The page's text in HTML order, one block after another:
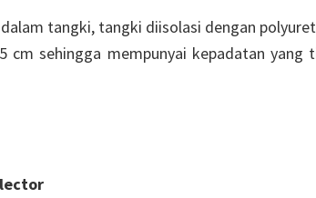
tangki, tangki diisolasi dengan
cm sehingga mempunyai kepadatan yang